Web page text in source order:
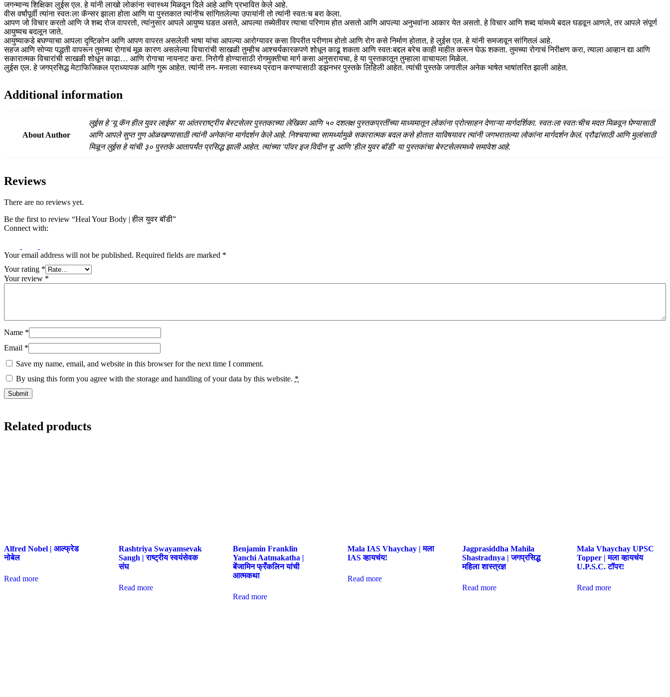
जगन्मान्य शिक्षिका लुईस एल. हे यांनी लाखो लोकांना स्वास्थ्य मिळवून दिले आहे आणि प्रभावित केले आहे.
वीस वर्षांपूर्वी त्यांना स्वतःला कॅन्सर झाला होता आणि या पुस्तकात त्यांनीच सांगितलेल्या उपायांनी तो त्यांनी स्वतःच बरा केला.
आपण जो विचार करतो आणि जे शब्द रोज वापरतो, त्यांनुसार आपले आयुष्य घडत असते, आपल्या तब्येतीवर त्याचा परिणाम होत असतो आणि आपल्या अनुभवांना आकार येत असतो. हे विचार आणि शब्द यांमध्ये बदल घडवून आणले, तर आपले संपूर्ण
आयुष्यच बदलून जाते.
आयुष्याकडे बघण्याचा आपला दृष्टिकोन आणि आपण वापरत असलेली भाषा यांचा आपल्या आरोग्यावर कसा विपरीत परीणाम होतो आणि रोग कसे निर्माण होतात, हे लुईस एल. हे यांनी समजावून सांगितलं आहे.
सहज आणि सोप्या पद्धती वापरून तुमच्या रोगाचं मूळ कारण असलेल्या विचारांची साखळी तुम्हीच आश्चर्यकारकपणे शोधून काढू शकता आणि स्वतःबद्दल बरेच काही माहीत करून घेऊ शकता. तुमच्या रोगाचं निरीक्षण करा, त्याला आव्हान द्या आणि
सकारात्मक विचारांची साखळी शोधून काढा… आणि रोगाचा नायनाट करा. निरोगी होण्यासाठी रोगमुक्तीचा मार्ग कसा अनुसरायचा, हे या पुस्तकातून तुम्हाला वाचायला मिळेल.
लुईस एल. हे जगप्रसिद्ध मेटाफिजिकल प्राध्यापक आणि गुरू आहेत. त्यांनी तन- मनाला स्वास्थ्य प्रदान करण्यासाठी डझनभर पुस्तके लिहिली आहेत. त्यांची पुस्तके जगातील अनेक भाषेत भाषांतरित झाली आहेत.
Additional information
About Author
लुईस हे 'यू कॅन हील युवर लाईफ' या आंतरराष्ट्रीय बेस्टसेलर पुस्तकाच्या लेखिका आणि ५० दशलक्ष पुस्तकप्रतींच्या माध्यमातून लोकांना प्रोत्साहन देणाऱ्या मार्गदर्शिका. स्वतःला स्वतःचीच मदत मिळवून घेण्यासाठी
आणि आपले सुप्त गुण ओळखण्यासाठी त्यांनी अनेकांना मार्गदर्शन केले आहे. निश्चयाच्या सामर्थ्यामुळे सकारात्मक बदल कसे होतात याविषयावर त्यांनी जगभरातल्या लोकांना मार्गदर्शन केलं. प्रौढांसाठी आणि मुलांसाठी
मिळून लुईस हे यांची ३० पुस्तके आतापर्यंत प्रसिद्ध झाली आहेत. त्यांच्या 'पॉवर इज विदीन यू' आणि 'हील युवर बॉडी' या पुस्तकांचा बेस्टसेलरमध्ये समावेश आहे.
Reviews
There are no reviews yet.
Be the first to review “Heal Your Body | हील युवर बॉडी”
Connect with:
Your email address will not be published. Required fields are marked *
Your rating *
Your review *
Name *
Email *
Save my name, email, and website in this browser for the next time I comment.
By using this form you agree with the storage and handling of your data by this website. *
Related products
Alfred Nobel | आल्फ्रेड
नोबेल
Read more
Rashtriya Swayamsevak
Sangh | राष्ट्रीय स्वयंसेवक
संघ
Read more
Benjamin Franklin
Yanchi Aatmakatha |
बेंजामिन फ्रँकलिन यांची
आत्मकथा
Read more
Mala IAS Vhaychay | मला
IAS व्हायचंय!
Read more
Jagprasiddha Mahila
Shastradnya | जगप्रसिद्ध
महिला शास्त्रज्ञ
Read more
Mala Vhaychay UPSC
Topper | मला व्हायचंय
U.P.S.C. टॉपर!
Read more